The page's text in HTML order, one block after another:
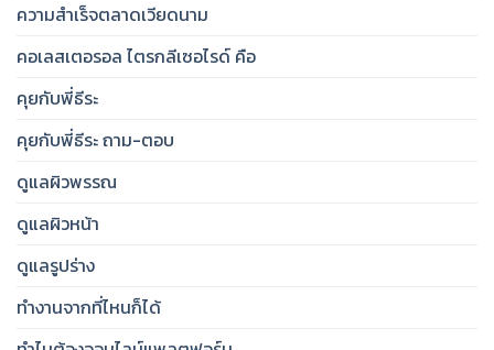
ความสำเร็จตลาดเวียดนาม
คอเลสเตอรอล ไตรกลีเซอไรด์ คือ
คุยกับพี่ธีระ
คุยกับพี่ธีระ ถาม-ตอบ
ดูแลผิวพรรณ
ดูแลผิวหน้า
ดูแลรูปร่าง
ทำงานจากที่ไหนก็ได้